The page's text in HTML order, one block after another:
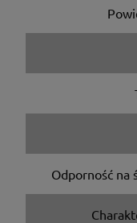
Odporność na